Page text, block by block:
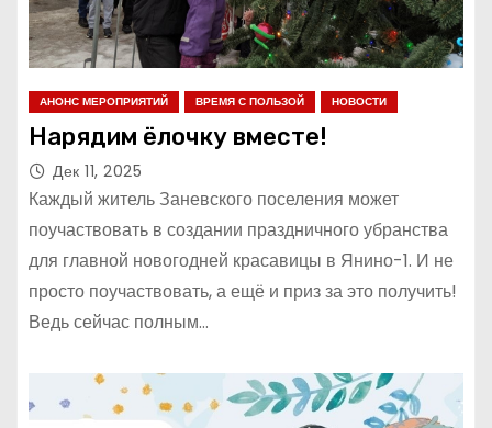
АНОНС МЕРОПРИЯТИЙ ВРЕМЯ С ПОЛЬЗОЙ НОВОСТИ
Нарядим ёлочку вместе!
Дек 11, 2025
Каждый житель Заневского поселения может
поучаствовать в создании праздничного убранства
для главной новогодней красавицы в Янино-1. И не
просто поучаствовать, а ещё и приз за это получить!
Ведь сейчас полным…